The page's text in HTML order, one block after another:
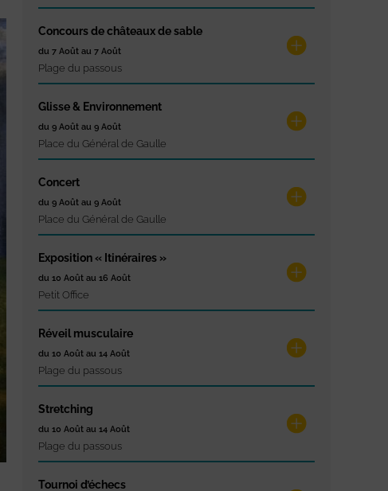
Concours de châteaux de sable
du 7 Août au 7 Août
Plage du passous
Glisse & Environnement
du 9 Août au 9 Août
Place du Général de Gaulle
Concert
du 9 Août au 9 Août
Place du Général de Gaulle
Exposition « Itinéraires »
du 10 Août au 16 Août
Petit Office
Réveil musculaire
du 10 Août au 14 Août
Plage du passous
Stretching
du 10 Août au 14 Août
Plage du passous
Tournoi d’échecs